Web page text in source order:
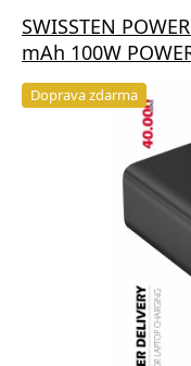
SWISSTEN
mAh 100W
Doprava zdarma